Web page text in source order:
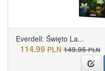
Everdell: Święto La...
114.99 PLN 149.95 PLN